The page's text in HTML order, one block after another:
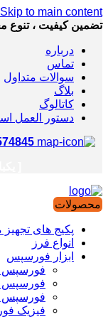
Skip to main content
تضمین کیفیت ، تنوع
درباره
تماس
سوالات متداول
بلاگ
کاتالوگ
دستور العمل
محصولات
پکیج های
انواع فرز
ابزار فورسپس
فورسپس
فورسپس
فورسپس
فیزیک